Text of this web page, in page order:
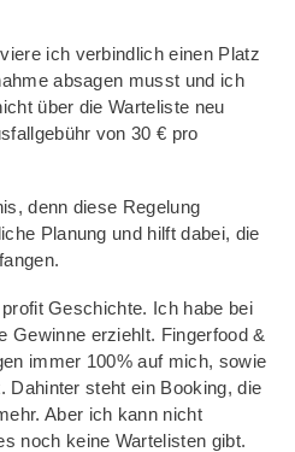
ich verbindlich einen Platz
absagen musst und ich
über die Warteliste neu
von 30 € pro
denn diese Regelung
Planung und hilft dabei, die
Geschichte. Ich habe bei
Gewinne erziehlt. Fingerfood &
immer 100% auf mich, sowie
Dahinter steht ein Booking, die
Aber ich kann nicht
noch keine Wartelisten gibt.